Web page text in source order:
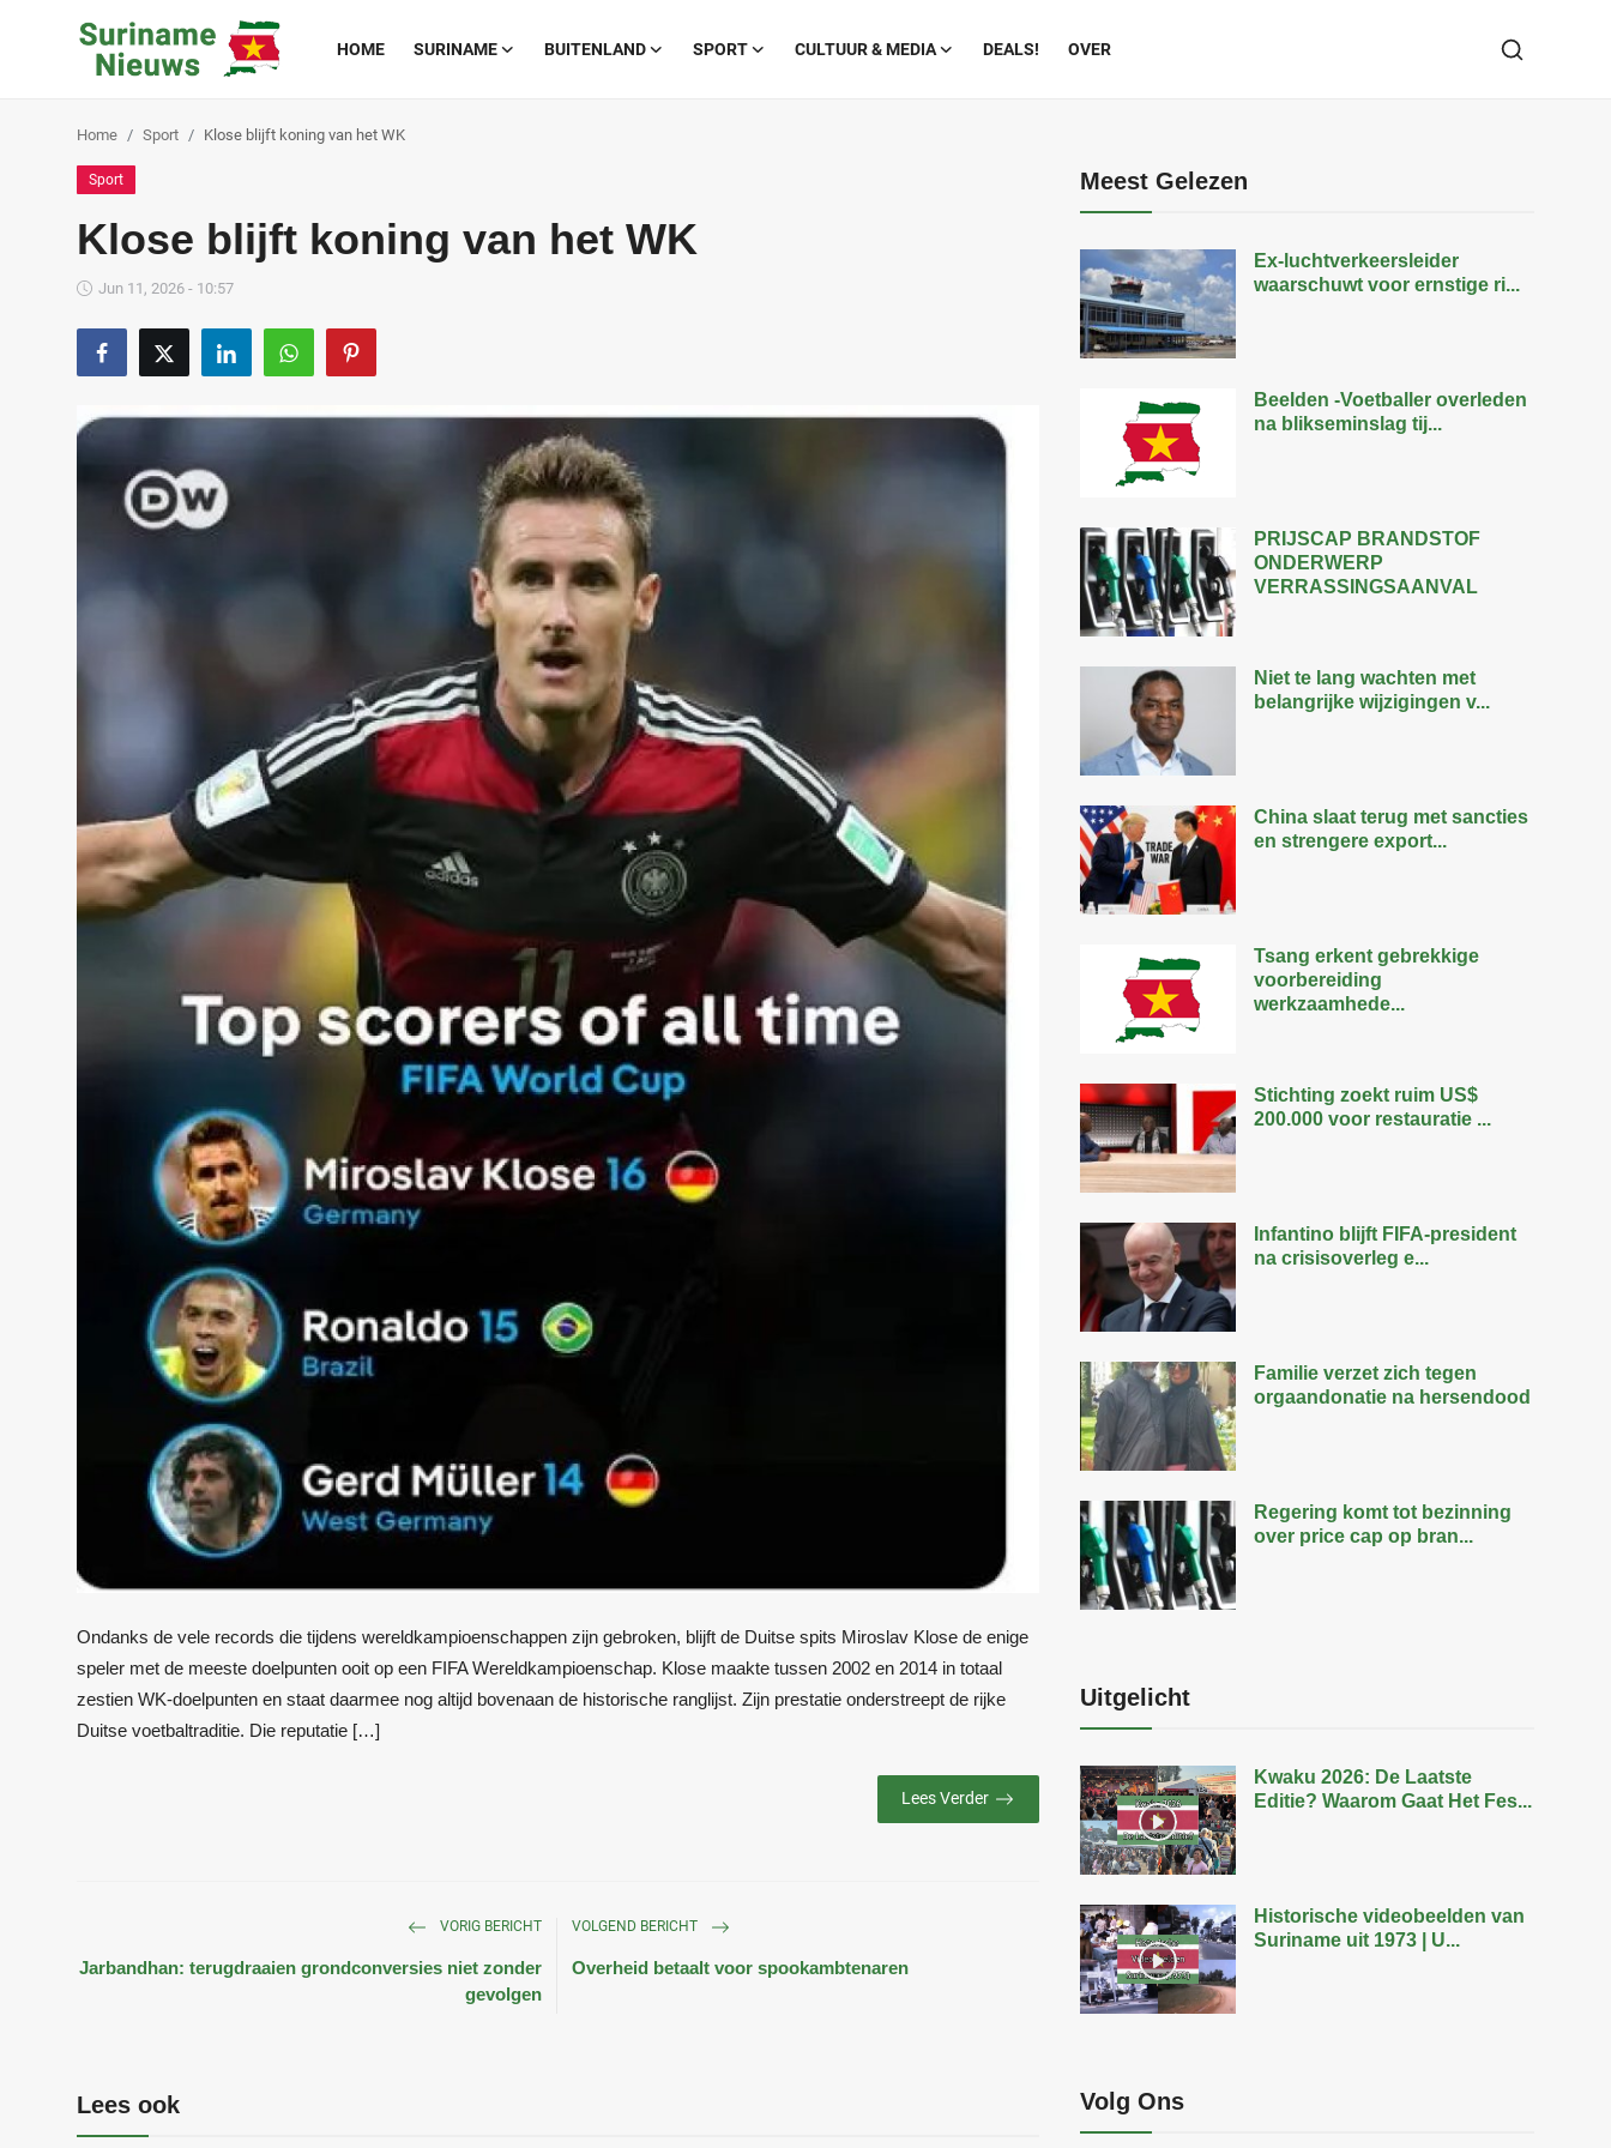
HOME SURINAME BUITENLAND SPORT CULTUUR & MEDIA DEALS! OVER
Buitenland
Cultuur & Media
Home Sport Klose blijft koning van het WK
Sport
Klose blijft koning van het WK
Jun 11, 2026 - 10:57
Ondanks de vele records die tijdens wereldkampioenschappen zijn gebroken, blijft de Duitse spits Miroslav Klose de enige
speler met de meeste doelpunten ooit op een FIFA Wereldkampioenschap. Klose maakte tussen 2002 en 2014 in totaal
zestien WK-doelpunten en staat daarmee nog altijd bovenaan de historische ranglijst. Zijn prestatie onderstreept de rijke
Duitse voetbaltraditie. Die reputatie […]
Lees Verder
VORIG BERICHT
Jarbandhan: terugdraaien grondconversies niet zonder
gevolgen
VOLGEND BERICHT
Overheid betaalt voor spookambtenaren
Lees ook
Meest Gelezen
Ex-luchtverkeersleider
waarschuwt voor ernstige ri...
Beelden -Voetballer overleden
na blikseminslag tij...
PRIJSCAP BRANDSTOF
ONDERWERP
VERRASSINGSAANVAL
Niet te lang wachten met
belangrijke wijzigingen v...
China slaat terug met sancties
en strengere export...
Tsang erkent gebrekkige
voorbereiding
werkzaamhede...
Stichting zoekt ruim US$
200.000 voor restauratie ...
Infantino blijft FIFA-president
na crisisoverleg e...
Familie verzet zich tegen
orgaandonatie na hersendood
Regering komt tot bezinning
over price cap op bran...
Uitgelicht
Kwaku 2026: De Laatste
Editie? Waarom Gaat Het Fes...
Historische videobeelden van
Suriname uit 1973 | U...
Volg Ons